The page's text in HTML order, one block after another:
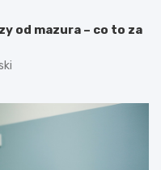
od mazura – co to za